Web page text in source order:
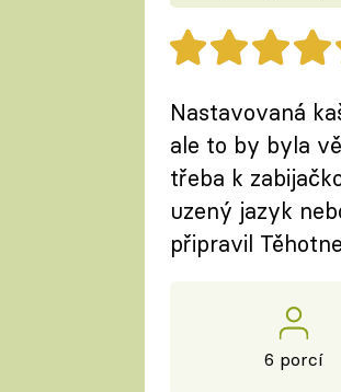
Nastavovaná
ale to by byla
třeba k
uzený jazyk
připravil
6 porcí